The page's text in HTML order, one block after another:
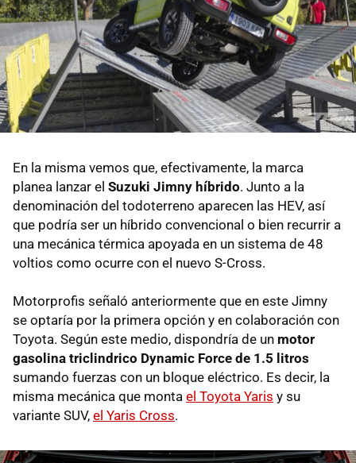
En la misma vemos que, efectivamente, la marca
planea lanzar el Suzuki Jimny híbrido. Junto a la
denominación del todoterreno aparecen las HEV, así
que podría ser un híbrido convencional o bien recurrir a
una mecánica térmica apoyada en un sistema de 48
voltios como ocurre con el nuevo S-Cross.
Motorprofis señaló anteriormente que en este Jimny
se optaría por la primera opción y en colaboración con
Toyota. Según este medio, dispondría de un motor
gasolina triclindrico Dynamic Force de 1.5 litros
sumando fuerzas con un bloque eléctrico. Es decir, la
misma mecánica que monta el Toyota Yaris y su
variante SUV, el Yaris Cross.